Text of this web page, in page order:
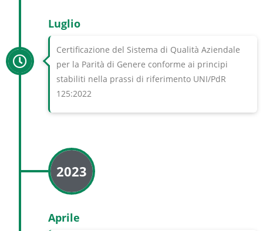
Luglio
Certificazione del Sistema di Qualità Aziendale
per la Parità di Genere conforme ai principi
stabiliti nella prassi di riferimento UNI/PdR
125:2022
2023
Aprile